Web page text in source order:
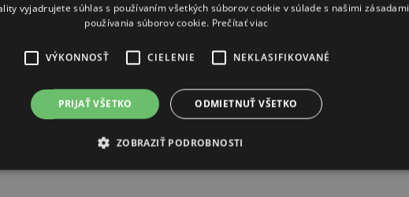
vyjadrujete súhlas s používaním všetkých súborov cookie v súlade s našimi zásadami
používania súborov cookie. Prečítať viac
VÝKONNOSŤ CIELENIE NEKLASIFIKOVANÉ
PRIJAŤ VŠETKO ODMIETNUŤ VŠETKO
ZOBRAZIŤ PODROBNOSTI